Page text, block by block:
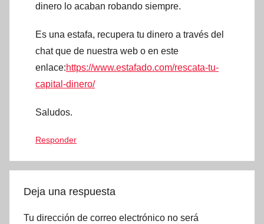
dinero lo acaban robando siempre.
Es una estafa, recupera tu dinero a través del
chat que de nuestra web o en este
enlace:https://www.estafado.com/rescata-tu-
capital-dinero/
Saludos.
Responder
Deja una respuesta
Tu dirección de correo electrónico no será